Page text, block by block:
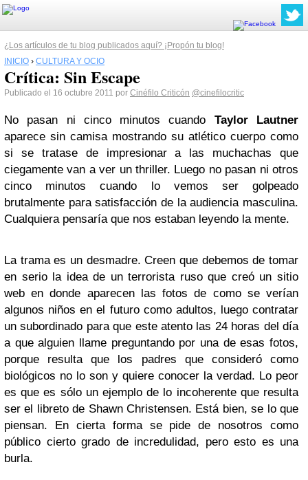
¿Los artículos de tu blog publicados aquí? ¡Propón tu blog!
INICIO › CULTURA Y OCIO
Crítica: Sin Escape
Publicado el 16 octubre 2011 por Cinéfilo Criticón @cinefilocritic
No pasan ni cinco minutos cuando Taylor Lautner
aparece sin camisa mostrando su atlético cuerpo como
si se tratase de impresionar a las muchachas que
ciegamente van a ver un thriller. Luego no pasan ni otros
cinco minutos cuando lo vemos ser golpeado
brutalmente para satisfacción de la audiencia masculina.
Cualquiera pensaría que nos estaban leyendo la mente.
La trama es un desmadre. Creen que debemos de tomar
en serio la idea de un terrorista ruso que creó un sitio
web en donde aparecen las fotos de como se verían
algunos niños en el futuro como adultos, luego contratar
un subordinado para que este atento las 24 horas del día
a que alguien llame preguntando por una de esas fotos,
porque resulta que los padres que consideró como
biológicos no lo son y quiere conocer la verdad. Lo peor
es que es sólo un ejemplo de lo incoherente que resulta
ser el libreto de Shawn Christensen. Está bien, se lo que
piensan. En cierta forma se pide de nosotros como
público cierto grado de incredulidad, pero esto es una
burla.